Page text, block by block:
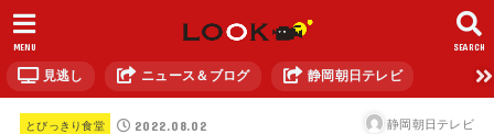
SEARCH
MENU
見逃し ニュース＆ブログ 静岡朝日テレビ
とびっきり食堂 2022.08.02 静岡朝日テレビ